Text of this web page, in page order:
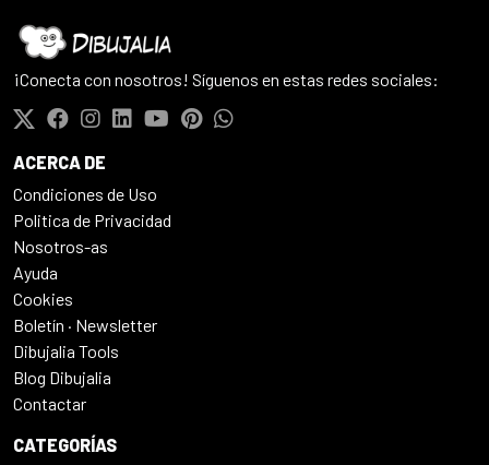
¡Conecta con nosotros! Síguenos en estas redes sociales:
ACERCA DE
Condiciones de Uso
Politica de Privacidad
Nosotros-as
Ayuda
Cookies
Boletín · Newsletter
Dibujalia Tools
Blog Dibujalia
Contactar
CATEGORÍAS